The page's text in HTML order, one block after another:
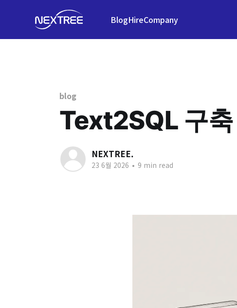
BlogHireCompany
blog
Text2SQL 구축
NEXTREE.
23 6월 2026 • 9 min read